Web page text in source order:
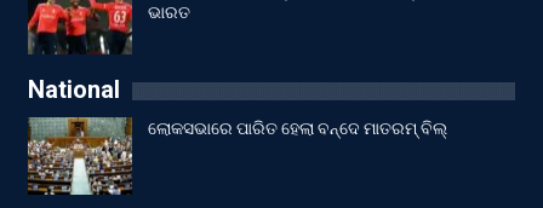
ଭାରତ
National
ଲୋକସଭାରେ ପାରିତ ହେଲା ବନ୍ଦେ ମାତରମ୍‌ ବିଲ୍‌